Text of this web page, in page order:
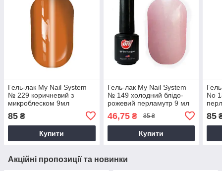
Гель-лак My Nail System
№ 229 коричневий з
микроблеском 9мл
85 ₴
Купити
Гель-лак My Nail System
№ 149 холодний блідо-
рожевий перламутр 9 мл
46,75₴ 85 ₴
Купити
No
85
Акційні пропозиції та новинки